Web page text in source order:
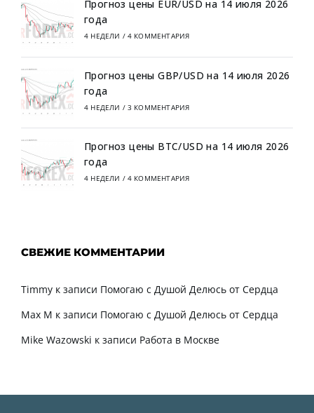
Прогноз цены EUR/USD на 14 июля 2026
года
4 НЕДЕЛИ / 4 КОММЕНТАРИЯ
Прогноз цены GBP/USD на 14 июля 2026
года
4 НЕДЕЛИ / 3 КОММЕНТАРИЯ
Прогноз цены BTC/USD на 14 июля 2026
года
4 НЕДЕЛИ / 4 КОММЕНТАРИЯ
СВЕЖИЕ КОММЕНТАРИИ
Timmy к записи Помогаю с Душой Делюсь от Сердца
Max M к записи Помогаю с Душой Делюсь от Сердца
Mike Wazowski к записи Работа в Москве